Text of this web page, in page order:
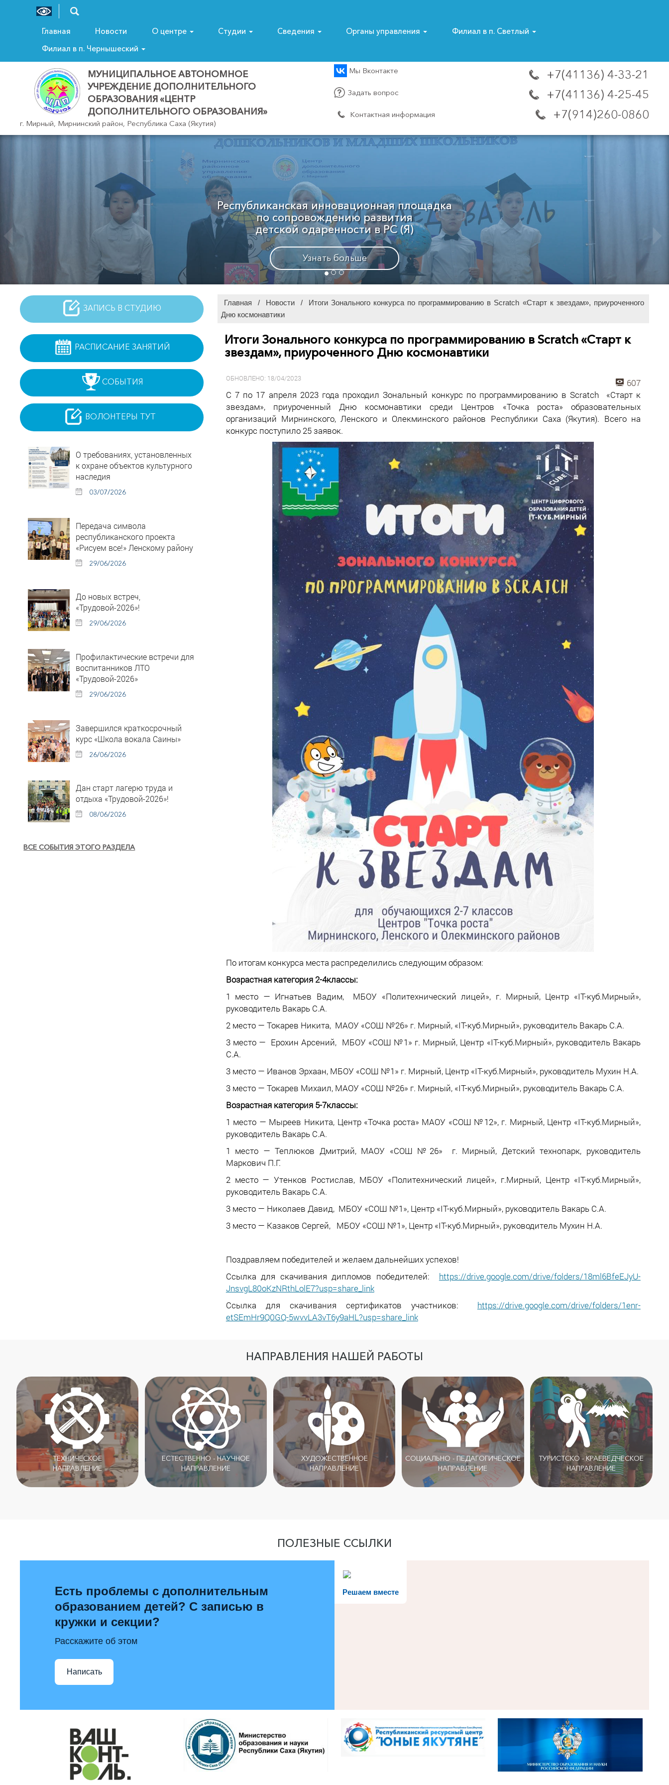
Главная Новости О центре Студии Сведения Органы управления
Филиал в п. Светлый
Филиал в п. Чернышеский
МУНИЦИПАЛЬНОЕ АВТОНОМНОЕ
УЧРЕЖДЕНИЕ ДОПОЛНИТЕЛЬНОГО
ОБРАЗОВАНИЯ «ЦЕНТР
ДОПОЛНИТЕЛЬНОГО ОБРАЗОВАНИЯ»
г. Мирный, Мирнинский район, Республика Саха (Якутия)
Мы Вконтакте
Задать вопрос
Контактная информация
+7(41136) 4-33-21
+7(41136) 4-25-45
+7(914)260-0860
Муниципальный опорный центр
Мирнинского района
Узнать больше
Главная / Новости /
Итоги Зонального конкурса по программированию в Scratch «Старт к звездам», приуроченного
Дню космонавтики
Итоги Зонального конкурса по программированию в Scratch «Старт к
звездам», приуроченного Дню космонавтики
ОБНОВЛЕНО: 18/04/2023
607
С 7 по 17 апреля 2023 года проходил Зональный конкурс по программированию в Scratch «Старт к
звездам», приуроченный Дню космонавтики среди Центров «Точка роста» образовательных
организаций Мирнинского, Ленского и Олекминского районов Республики Саха (Якутия). Всего на
конкурс поступило 25 заявок.
По итогам конкурса места распределились следующим образом:
Возрастная категория 2-4классы:
1 место — Игнатьев Вадим, МБОУ «Политехнический лицей», г. Мирный, Центр «IT-куб.Мирный»,
руководитель Вакарь С.А.
2 место — Токарев Никита, МАОУ «СОШ №26» г. Мирный, «IT-куб.Мирный», руководитель Вакарь С.А.
3 место — Ерохин Арсений, МБОУ «СОШ №1» г. Мирный, Центр «IT-куб.Мирный», руководитель Вакарь
С.А.
3 место — Иванов Эрхаан, МБОУ «СОШ №1» г. Мирный, Центр «IT-куб.Мирный», руководитель Мухин Н.А.
3 место — Токарев Михаил, МАОУ «СОШ №26» г. Мирный, «IT-куб.Мирный», руководитель Вакарь С.А.
Возрастная категория 5-7классы:
1 место — Мыреев Никита, Центр «Точка роста» МАОУ «СОШ №12», г. Мирный, Центр «IT-куб.Мирный»,
руководитель Вакарь С.А.
1 место — Теплюков Дмитрий, МАОУ «СОШ №26» г. Мирный, Детский технопарк, руководитель
Маркович П.Г.
2 место — Утенков Ростислав, МБОУ «Политехнический лицей», г.Мирный, Центр «IT-куб.Мирный»,
руководитель Вакарь С.А.
3 место — Николаев Давид, МБОУ «СОШ №1», Центр «IT-куб.Мирный», руководитель Вакарь С.А.
3 место — Казаков Сергей, МБОУ «СОШ №1», Центр «IT-куб.Мирный», руководитель Мухин Н.А.
Поздравляем победителей и желаем дальнейших успехов!
Ссылка для скачивания дипломов победителей: https://drive.google.com/drive/folders/18ml6BfeEJyU-
JnsvgL80oKzNRthLolE7?usp=share_link
Ссылка для скачивания сертификатов участников: https://drive.google.com/drive/folders/1enr-
etSEmHr9Q0GQ-5wvvLA3vT6y9aHL?usp=share_link
ЗАПИСЬ В СТУДИЮ
РАСПИСАНИЕ ЗАНЯТИЙ
СОБЫТИЯ
ВОЛОНТЕРЫ ТУТ
О требованиях, установленных
к охране объектов культурного
наследия
03/07/2026
Передача символа
республиканского проекта
«Рисуем все!» Ленскому району
29/06/2026
До новых встреч,
«Трудовой-2026»!
29/06/2026
Профилактические встречи для
воспитанников ЛТО
«Трудовой-2026»
29/06/2026
Завершился краткосрочный
курс «Школа вокала Саины»
26/06/2026
Дан старт лагерю труда и
отдыха «Трудовой-2026»!
08/06/2026
ВСЕ СОБЫТИЯ ЭТОГО РАЗДЕЛА
НАПРАВЛЕНИЯ НАШЕЙ РАБОТЫ
ТЕХНИЧЕСКОЕ
НАПРАВЛЕНИЕ
ЕСТЕСТВЕННО - НАУЧНОЕ
НАПРАВЛЕНИЕ
ХУДОЖЕСТВЕННОЕ
НАПРАВЛЕНИЕ
СОЦИАЛЬНО - ПЕДАГОГИЧЕСКОЕ
НАПРАВЛЕНИЕ
ТУРИСТСКО - КРАЕВЕДЧЕСКОЕ
НАПРАВЛЕНИЕ
ПОЛЕЗНЫЕ ССЫЛКИ
Решаем вместе
Есть проблемы с дополнительным
образованием детей? С записью в
кружки и секции?
Расскажите об этом
Написать